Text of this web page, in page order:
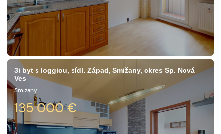
3i byt s loggiou, sídl. Západ, Smižany, okres Sp. Nová
Ves
Smižany
135 000€